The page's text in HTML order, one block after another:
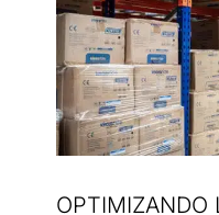
OPTIMIZANDO